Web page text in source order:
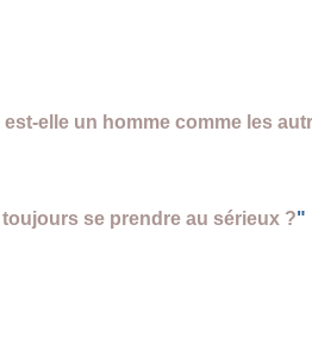
elle un homme comme les
se prendre au sérieux ?"